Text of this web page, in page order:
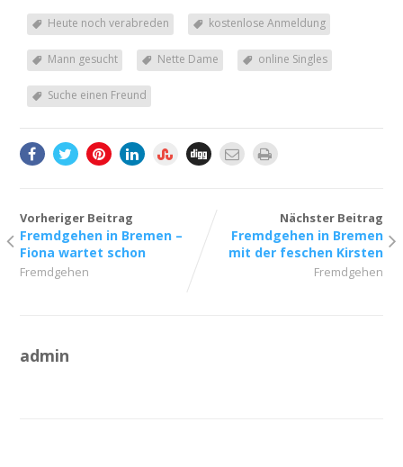
Heute noch verabreden kostenlose Anmeldung
Mann gesucht Nette Dame online Singles
Suche einen Freund
Vorheriger Beitrag
Fremdgehen in Bremen –
Fiona wartet schon
Fremdgehen
Nächster Beitrag
Fremdgehen in Bremen
mit der feschen Kirsten
Fremdgehen
admin